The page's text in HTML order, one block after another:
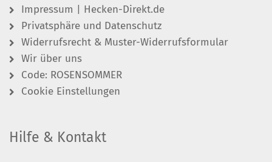
Impressum | Hecken-Direkt.de
Privatsphäre und Datenschutz
Widerrufsrecht & Muster-Widerrufsformular
Wir über uns
Code: ROSENSOMMER
Cookie Einstellungen
Hilfe & Kontakt